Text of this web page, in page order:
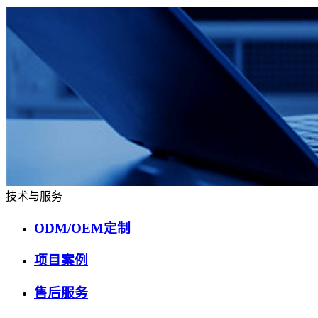
技术与服务
ODM/OEM定制
项目案例
售后服务